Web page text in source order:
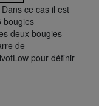
ce cas il est
bougies
deux bougies
de
pour définir